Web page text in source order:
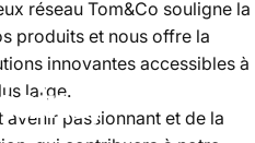
réseau Tom&Co souligne la
produits et nous offre la
innovantes accessibles à
large.
passionnant et de la